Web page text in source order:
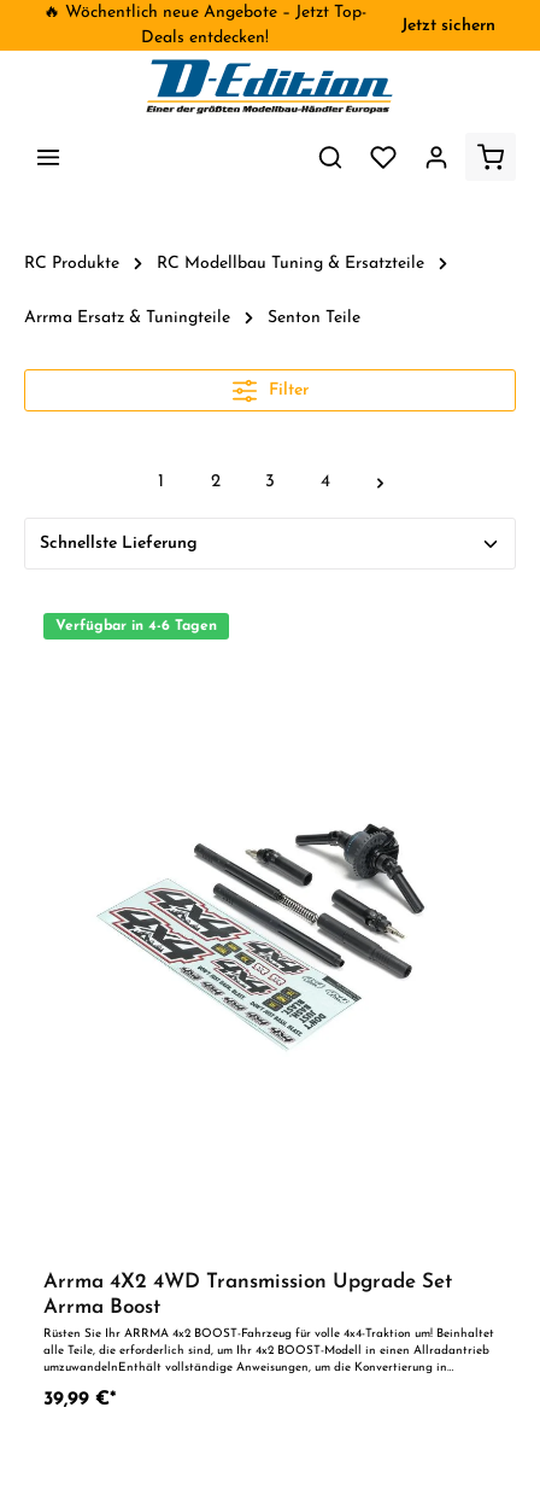
🔥 Wöchentlich neue Angebote – Jetzt Top-
Deals entdecken!
Jetzt sichern
RC Produkte RC Modellbau Tuning & Ersatzteile
Arrma Ersatz & Tuningteile Senton Teile
Filter
1 2 3 4
Verfügbar in 4-6 Tagen
Arrma 4X2 4WD Transmission Upgrade Set
Arrma Boost
Rüsten Sie Ihr ARRMA 4x2 BOOST-Fahrzeug für volle 4x4-Traktion um! Beinhaltet
alle Teile, die erforderlich sind, um Ihr 4x2 BOOST-Modell in einen Allradantrieb
umzuwandelnEnthält vollständige Anweisungen, um die Konvertierung in
Dekorbogen (2) Kardangelenk-Antriebswellen des vorderen Schiebers (1)
39,99 €*